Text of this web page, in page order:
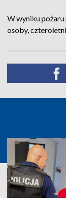
W wyniku pożaru
osoby,